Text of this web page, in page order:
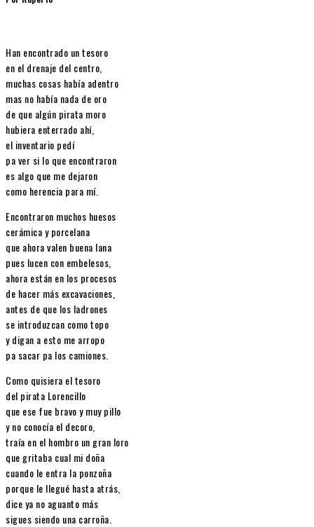
Han encontrado un tesoro
en el drenaje del centro,
muchas cosas había adentro
mas no había nada de oro
de que algún pirata moro
hubiera enterrado ahí,
el inventario pedí
pa ver si lo que encontraron
es algo que me dejaron
como herencia para mí.
Encontraron muchos huesos
cerámica y porcelana
que ahora valen buena lana
pues lucen con embelesos,
ahora están en los procesos
de hacer más excavaciones,
antes de que los ladrones
se introduzcan como topo
y digan a esto me arropo
pa sacar pa los camiones.
Como quisiera el tesoro
del pirata Lorencillo
que ese fue bravo y muy pillo
y no conocía el decoro,
traía en el hombro un gran loro
que gritaba cual mi doña
cuando le entra la ponzoña
porque le llegué hasta atrás,
dice ya no aguanto más
sigues siendo una carroña.